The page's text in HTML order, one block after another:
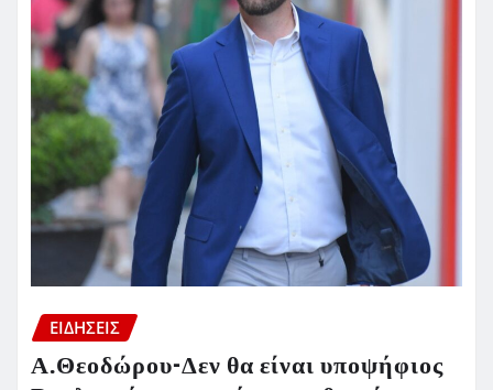
ΕΙΔΗΣΕΙΣ
Α.Θεοδώρου-Δεν θα είναι υποψήφιος